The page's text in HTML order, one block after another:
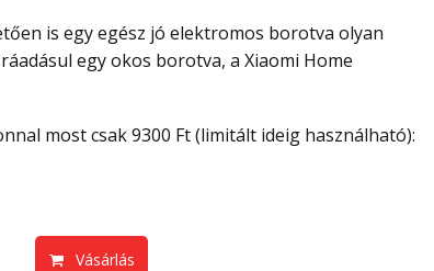
is egy egész jó elektromos borotva olyan
egy okos borotva, a Xiaomi Home
most csak 9300 Ft (limitált ideig használható):
Vásárlás